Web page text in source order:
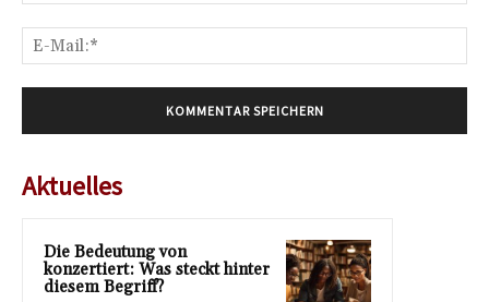
Aktuelles
Die Bedeutung von
konzertiert: Was steckt hinter
diesem Begriff?